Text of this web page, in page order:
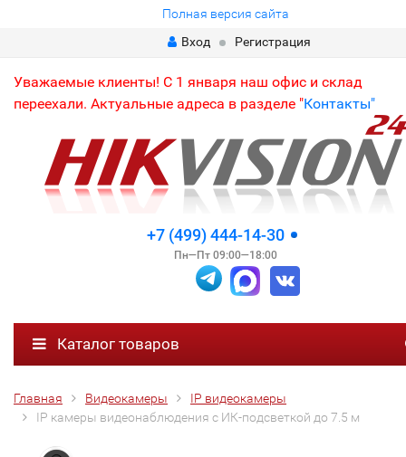
Полная версия сайта
Вход
Регистрация
Уважаемые клиенты! С 1 января наш офис и склад
переехали. Актуальные адреса в разделе "Контакты"
+7 (499) 444-14-30
Пн—Пт 09:00—18:00
Каталог товаров
Главная Видеокамеры
IP видеокамеры
IP камеры видеонаблюдения с ИК-подсветкой до 7.5 м